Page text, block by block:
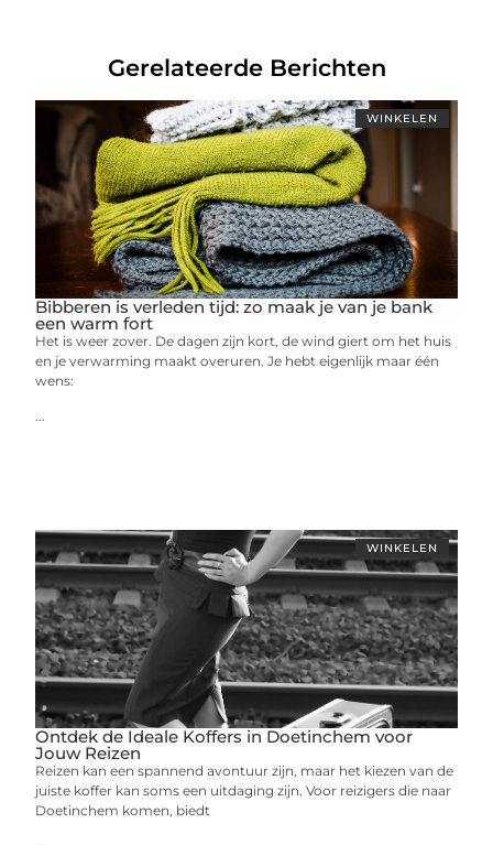
Gerelateerde Berichten
WINKELEN
Bibberen is verleden tijd: zo maak je van je bank
een warm fort
Het is weer zover. De dagen zijn kort, de wind giert om het huis
en je verwarming maakt overuren. Je hebt eigenlijk maar één
wens:
WINKELEN
Ontdek de Ideale Koffers in Doetinchem voor
Jouw Reizen
Reizen kan een spannend avontuur zijn, maar het kiezen van de
juiste koffer kan soms een uitdaging zijn. Voor reizigers die naar
Doetinchem komen, biedt